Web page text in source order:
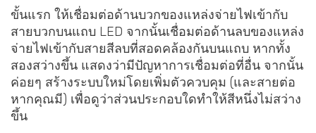
ขั้นแรก ให้เชื่อมต่อด้านบวกของแหล่งจ่ายไฟเข้ากับ
สายบวกบนแถบ LED จากนั้นเชื่อมต่อด้านลบของแหล่ง
จ่ายไฟเข้ากับสายสีลบที่สอดคล้องกันบนแถบ หากทั้ง
สองสว่างขึ้น แสดงว่ามีปัญหาการเชื่อมต่อที่อื่น จากนั้น
ค่อยๆ สร้างระบบใหม่โดยเพิ่มตัวควบคุม (และสายต่อ
หากคุณมี) เพื่อดูว่าส่วนประกอบใดทำให้สีหนึ่งไม่สว่าง
ขึ้น